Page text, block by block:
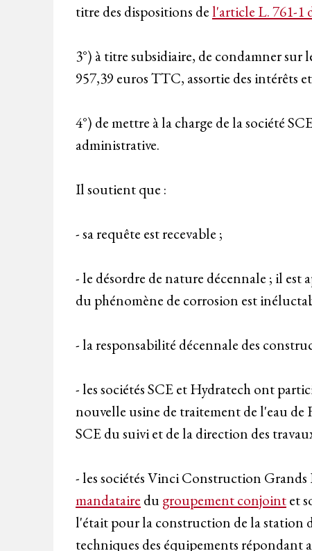
titre des dispositions del'article L. 761-1
3°) à titre subsidiaire, de condamner sur
957,39 euros TTC, assortie des intérêts
4°) de mettre à la charge de la société
administrative.
Il soutient que :
- sa requête est recevable ;
- le désordre de nature décennale ; il est
du phénomène de corrosion est
- la responsabilité décennale des
- les sociétés SCE et Hydratech ont
nouvelle usine de traitement de l'eau de
SCE du suivi et de la direction des
- les sociétés Vinci Construction Grands
mandataire dugroupement conjointet
l'était pour la construction de la station
techniques des équipements répondant